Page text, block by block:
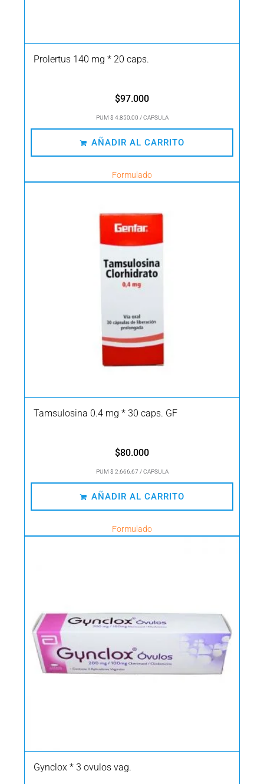
Prolertus 140 mg * 20 caps.
$97.000
PUM $ 4.850,00 / CAPSULA
AÑADIR AL CARRITO
Formulado
Tamsulosina 0.4 mg * 30 caps. GF
$80.000
PUM $ 2.666,67 / CAPSULA
AÑADIR AL CARRITO
Formulado
Gynclox * 3 ovulos vag.